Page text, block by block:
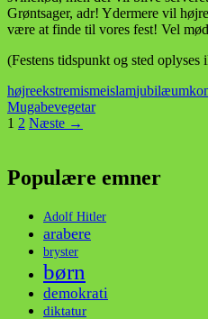
Grøntsager, adr! Ydermere vil
være at finde til vores fest! Vel
(Festens tidspunkt og sted oplyses
højreekstremismeislamjubilæum
Mugabevegetar
Indlægsnavigation
1 2 Næste →
Populære emner
Adolf Hitler
arabere
bryster
børn
demokrati
diktatur